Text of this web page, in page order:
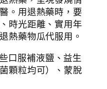
。用退熱藥時，要
時光距離、實用年
熱藥物瓜代服用。
口服補液鹽、益生
顆粒均可）、蒙脫